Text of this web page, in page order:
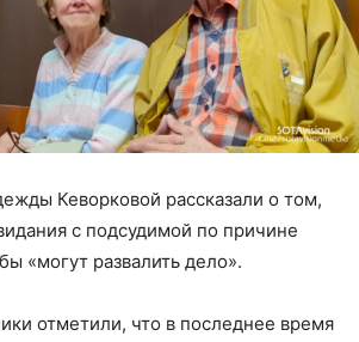
Кеворковой рассказали о том,
с подсудимой по причине
«могут развалить дело».
отметили, что в последнее время